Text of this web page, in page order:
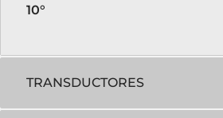
10°
TRANSDUCTORES